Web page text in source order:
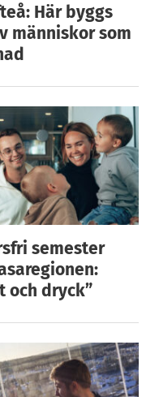
Här byggs
människor som
semester
och dryck”